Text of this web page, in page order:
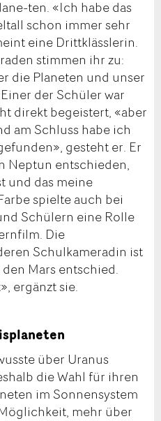
ten. «Ich habe das
schon immer sehr
eine Drittklässlerin.
stimmen ihr zu:
die Planeten und unser
der Schüler war
direkt begeistert, «aber
am Schluss habe ich
gesteht er. Er
Neptun entschieden,
und das meine
spielte auch bei
Schülern eine Rolle
Die
Schulkameradin ist
Mars entschied.
ergänzt sie.
über Uranus
die Wahl für ihren
im Sonnensystem
mehr über